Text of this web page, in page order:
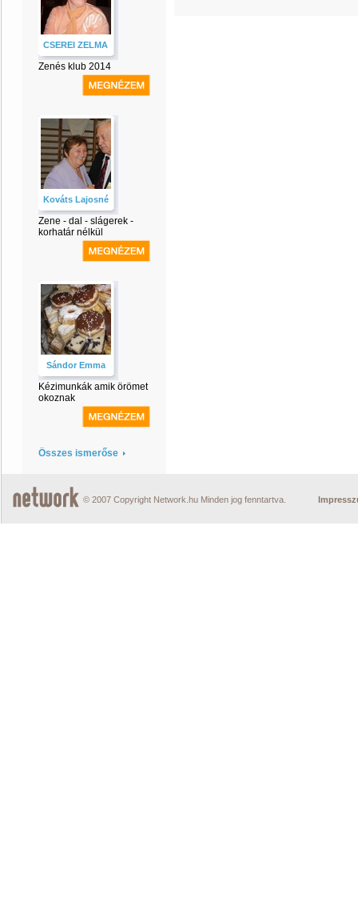
CSEREI ZELMA
Zenés klub 2014
Kováts Lajosné
Zene - dal - slágerek -
korhatár nélkül
Sándor Emma
Kézimunkák amik örömet
okoznak
Összes ismerőse
© 2007 Copyright Network.hu Minden jog fenntartva.